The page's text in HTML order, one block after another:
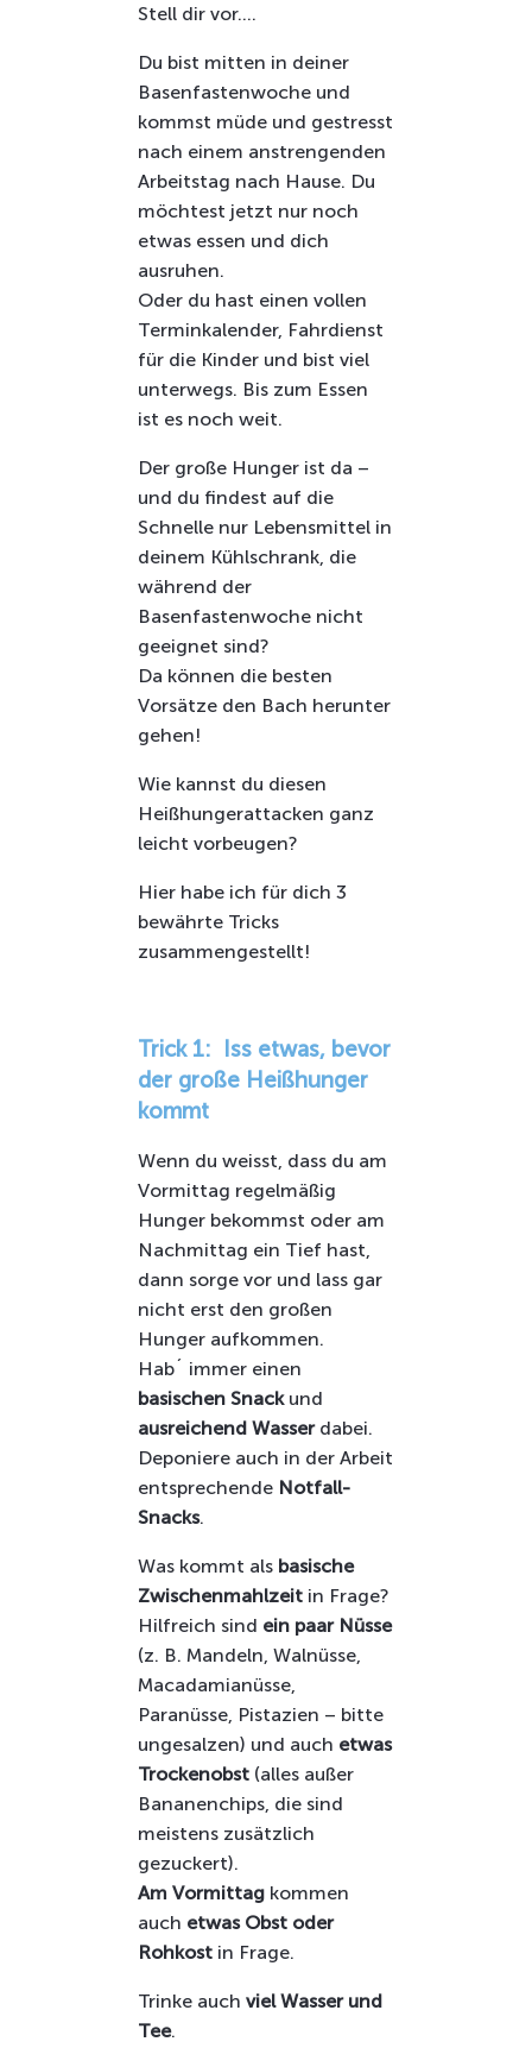
Stell dir vor….
Du bist mitten in deiner
Basenfastenwoche und
kommst müde und gestresst
nach einem anstrengenden
Arbeitstag nach Hause. Du
möchtest jetzt nur noch
etwas essen und dich
ausruhen.
Oder du hast einen vollen
Terminkalender, Fahrdienst
für die Kinder und bist viel
unterwegs. Bis zum Essen
ist es noch weit.
Der große Hunger ist da –
und du findest auf die
Schnelle nur Lebensmittel in
deinem Kühlschrank, die
während der
Basenfastenwoche nicht
geeignet sind?
Da können die besten
Vorsätze den Bach herunter
gehen!
Wie kannst du diesen
Heißhungerattacken ganz
leicht vorbeugen?
Hier habe ich für dich 3
bewährte Tricks
zusammengestellt!
Trick 1: Iss etwas, bevor
der große Heißhunger
kommt
Wenn du weisst, dass du am
Vormittag regelmäßig
Hunger bekommst oder am
Nachmittag ein Tief hast,
dann sorge vor und lass gar
nicht erst den großen
Hunger aufkommen.
Hab´ immer einen
basischen Snackund
ausreichend Wasserdabei.
Deponiere auch in der Arbeit
entsprechende Notfall-
Snacks.
Was kommt als basische
Zwischenmahlzeit in Frage?
Hilfreich sind ein paar Nüsse
(z. B. Mandeln, Walnüsse,
Macadamianüsse,
Paranüsse, Pistazien – bitte
ungesalzen) und auch etwas
Trockenobst (alles außer
Bananenchips, die sind
meistens zusätzlich
gezuckert).
Am Vormittag kommen
auch etwas Obst oder
Rohkost in Frage.
Trinke auchviel Wasser und
Tee.